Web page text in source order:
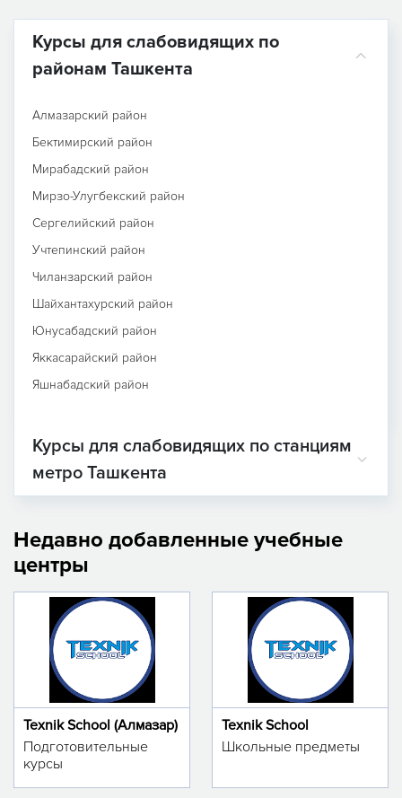
Курсы для слабовидящих по
районам Ташкента
Алмазарский район
Бектимирский район
Мирабадский район
Мирзо-Улугбекский район
Сергелийский район
Учтепинский район
Чиланзарский район
Шайхантахурский район
Юнусабадский район
Яккасарайский район
Яшнабадский район
Курсы для слабовидящих по станциям
метро Ташкента
Недавно добавленные учебные
центры
Texnik School (Алмазар)
Подготовительные
курсы
Texnik School
Школьные предметы